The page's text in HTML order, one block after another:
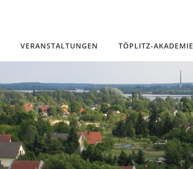
VERANSTALTUNGEN TÖPLITZ-AKADEMIE